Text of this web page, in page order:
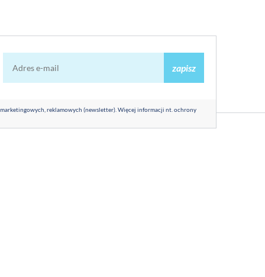
zapisz
reklamowych (newsletter). Więcej informacji nt. ochrony